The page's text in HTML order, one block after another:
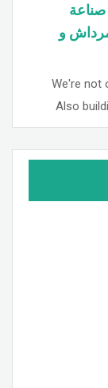
صناعة
و
We're not
Also